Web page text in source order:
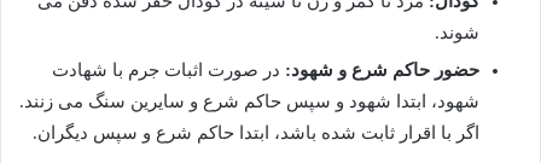
شوند.
حضور حاکم شرع و شهود: در صورت اثبات جرم با شهادت
شهود، ابتدا شهود و سپس حاکم شرع و سایرین سنگ می زنند.
اگر با اقرار ثابت شده باشد، ابتدا حاکم شرع و سپس دیگران.